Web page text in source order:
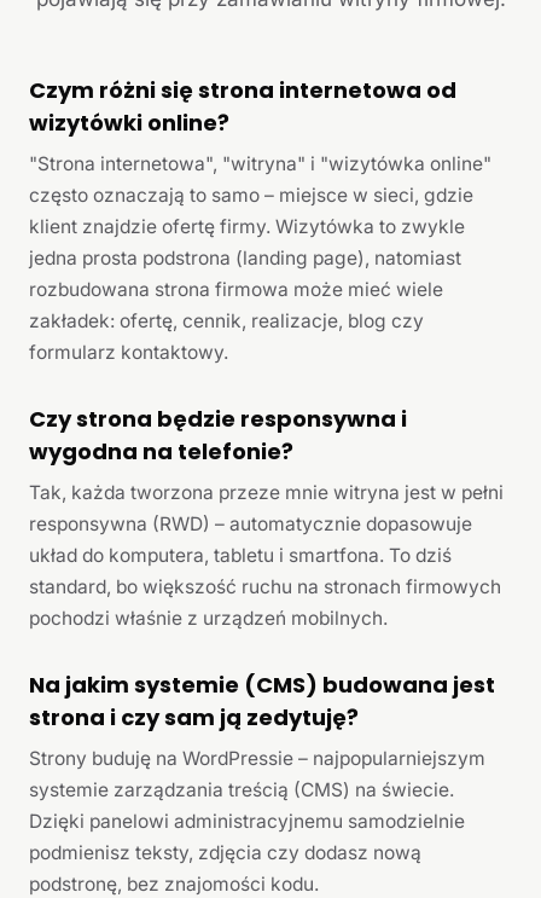
Czym różni się strona internetowa od
wizytówki online?
"Strona internetowa", "witryna" i "wizytówka online"
często oznaczają to samo – miejsce w sieci, gdzie
klient znajdzie ofertę firmy. Wizytówka to zwykle
jedna prosta podstrona (landing page), natomiast
rozbudowana strona firmowa może mieć wiele
zakładek: ofertę, cennik, realizacje, blog czy
formularz kontaktowy.
Czy strona będzie responsywna i
wygodna na telefonie?
Tak, każda tworzona przeze mnie witryna jest w pełni
responsywna (RWD) – automatycznie dopasowuje
układ do komputera, tabletu i smartfona. To dziś
standard, bo większość ruchu na stronach firmowych
pochodzi właśnie z urządzeń mobilnych.
Na jakim systemie (CMS) budowana jest
strona i czy sam ją zedytuję?
Strony buduję na WordPressie – najpopularniejszym
systemie zarządzania treścią (CMS) na świecie.
Dzięki panelowi administracyjnemu samodzielnie
podmienisz teksty, zdjęcia czy dodasz nową
podstronę, bez znajomości kodu.